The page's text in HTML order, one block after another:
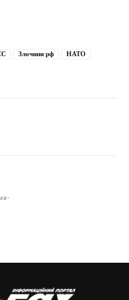
Злочини рф НАТО